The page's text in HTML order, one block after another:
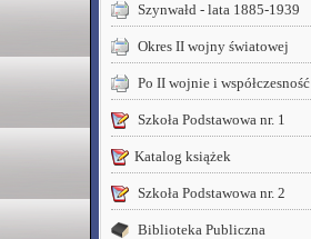
Szynwałd - lata 1885-1939
Okres II wojny światowej
Po II wojnie i współczesność
Szkoła Podstawowa nr. 1
Katalog książek
Szkoła Podstawowa nr. 2
Biblioteka Publiczna